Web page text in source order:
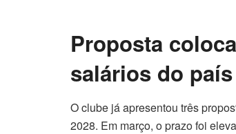
Proposta
salários do país
O clube já apresentou três
2028. Em março, o prazo foi